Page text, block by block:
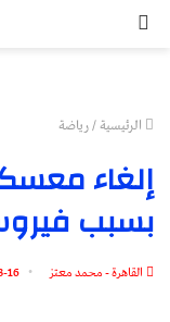
الرئيسية/رياضة
إلغاء
بسبب
القاهرة - محمد معتز